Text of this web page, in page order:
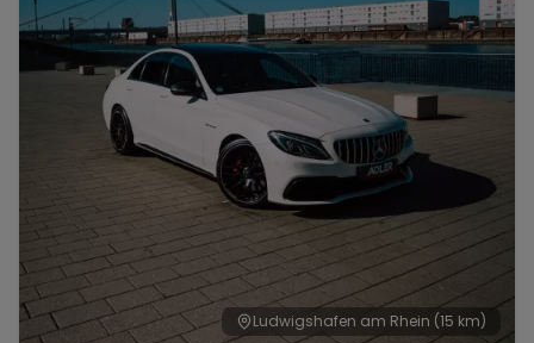
Ludwigshafen am Rhein (15 km)